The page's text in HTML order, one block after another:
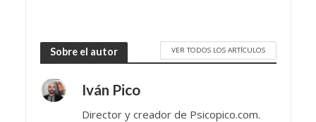
Sobre el autor VER TODOS LOS ARTÍCULOS
Iván Pico
Director y creador de Psicopico.com.